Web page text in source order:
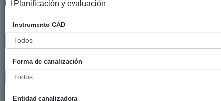
Planificación y evaluación
Instrumento CAD
Forma de canalización
Entidad canalizadora
Título
Subvención
directa a HIGA
(Jóvenes
Lenguas
Minoritarias)
Vasco
(Dirección de